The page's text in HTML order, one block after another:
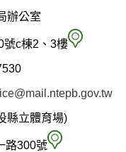
辦公室
號c棟2、3樓 南
縣
縣立體育場)
路300號 空